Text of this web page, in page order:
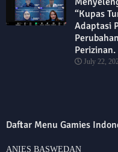
“Kupas
Adaptasi
Perizinan.
July 22,
Daftar Menu Gamies
ANIES BASWEDAN